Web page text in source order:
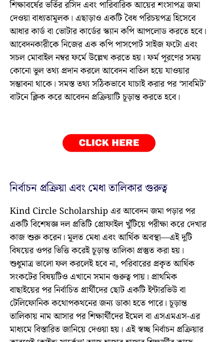
শিক্ষাবর্ষের ভর্তির রসিদ এবং পারিবারিক আয়ের শংসাপত্র জমা
দেওয়া বাধ্যতামূলক। এছাড়াও একটি বৈধ পরিচয়পত্র হিসেবে
আধার কার্ড বা ভোটার কার্ডের স্ক্যান কপি আপলোড করতে হবে।
আবেদনকারীকে নিজের এক কপি পাসপোর্ট সাইজ ফটো এবং
সচল মোবাইল নম্বর ফর্মে উল্লেখ করতে হয়। ফর্ম পূরণের সময়
কোনো ভুল তথ্য প্রদান করলে আবেদন বাতিল হয়ে যাওয়ার
সম্ভাবনা থাকে। সমস্ত তথ্য সঠিকভাবে যাচাই করার পর ‘সাবমিট’
বাটনে ক্লিক করে আবেদন প্রক্রিয়াটি চূড়ান্ত করতে হবে।
নির্বাচন প্রক্রিয়া এবং মেধা তালিকার গুরুত্ব
Kind Circle Scholarship এর আবেদন জমা পড়ার পর
একটি বিশেষজ্ঞ দল প্রতিটি প্রোফাইল খুঁটিয়ে পরীক্ষা করে দেখার
কাজ শুরু করেন। মূলত মেধা এবং আর্থিক অবস্থা—এই দুটি
বিষয়ের ওপর ভিত্তি করেই চূড়ান্ত তালিকা প্রস্তুত করা হয়।
শুধুমাত্র ভালো ফল করলেই হবে না, পরিবারের প্রকৃত আর্থিক
সংকটের বিষয়টিও এখানে সমান গুরুত্ব পায়। প্রাথমিক
বাছাইয়ের পর নির্বাচিত প্রার্থীদের ছোট একটি ইন্টারভিউ বা
টেলিফোনিক কথোপকথনের জন্য ডাকা হতে পারে। চূড়ান্ত
তালিকায় নাম আসার পর শিক্ষার্থীদের ইমেল বা এসএমএস-এর
মাধ্যমে বিস্তারিত জানিয়ে দেওয়া হয়। এই স্বচ্ছ নির্বাচন প্রক্রিয়ার